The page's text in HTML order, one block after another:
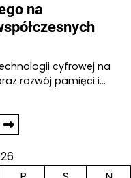
na
cyfrowej na
rozwój pamięci i…